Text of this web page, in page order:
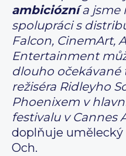
ambicióznía jsme
spolupráci s
Falcon, CinemArt,
Entertainment
dlouho
režiséra Ridleyho
Phoenixem v
festivalu v Cannes
doplňuje umělecký
Och.